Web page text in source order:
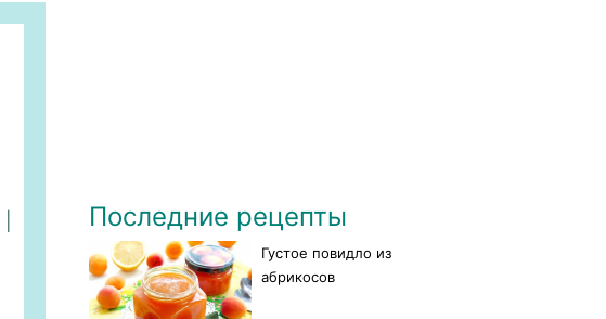
Последние рецепты
Густое повидло из
абрикосов